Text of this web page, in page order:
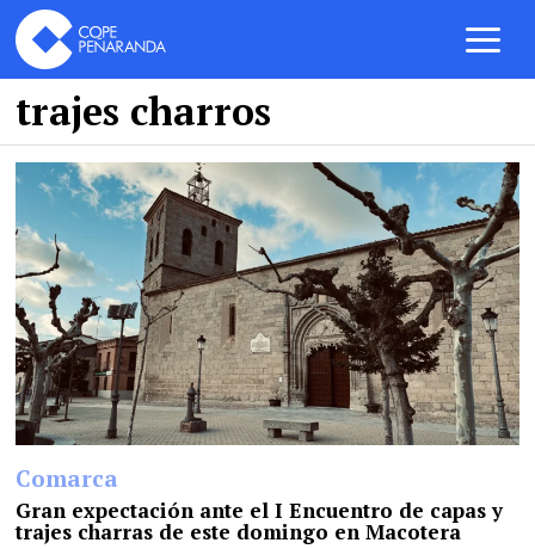
trajes charros
Comarca
Gran expectación ante el I Encuentro de capas y
trajes charras de este domingo en Macotera